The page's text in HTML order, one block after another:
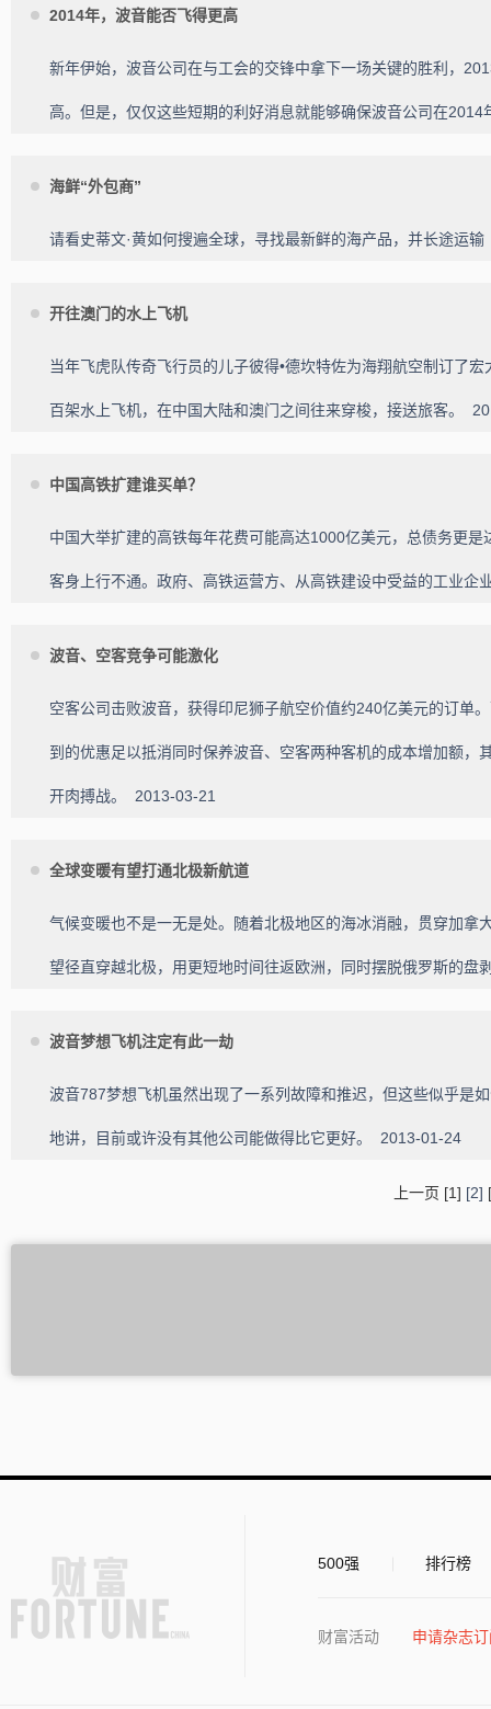
2014年，波音能否飞得更高
新年伊始，波音公司在与工会的交锋中拿下一场关键的胜利，
高。但是，仅仅这些短期的利好消息就能够确保波音公司在
海鲜“外包商”
请看史蒂文·黄如何搜遍全球，寻找最新鲜的海产品，并长途运
开往澳门的水上飞机
当年飞虎队传奇飞行员的儿子彼得•德坎特佐为海翔航空制订了
百架水上飞机，在中国大陆和澳门之间往来穿梭，接送旅客。
中国高铁扩建谁买单？
中国大举扩建的高铁每年花费可能高达1000亿美元，总债务更
客身上行不通。政府、高铁运营方、从高铁建设中受益的工业
波音、空客竞争可能激化
空客公司击败波音，获得印尼狮子航空价值约240亿美元的订单
到的优惠足以抵消同时保养波音、空客两种客机的成本增加额
开肉搏战。 2013-03-21
全球变暖有望打通北极新航道
气候变暖也不是一无是处。随着北极地区的海冰消融，贯穿加
望径直穿越北极，用更短地时间往返欧洲，同时摆脱俄罗斯的
波音梦想飞机注定有此一劫
波音787梦想飞机虽然出现了一系列故障和推迟，但这些似乎是
地讲，目前或许没有其他公司能做得比它更好。 2013-01-24
上一页 [1] [2]
500强 排行榜
财富活动 申请杂志